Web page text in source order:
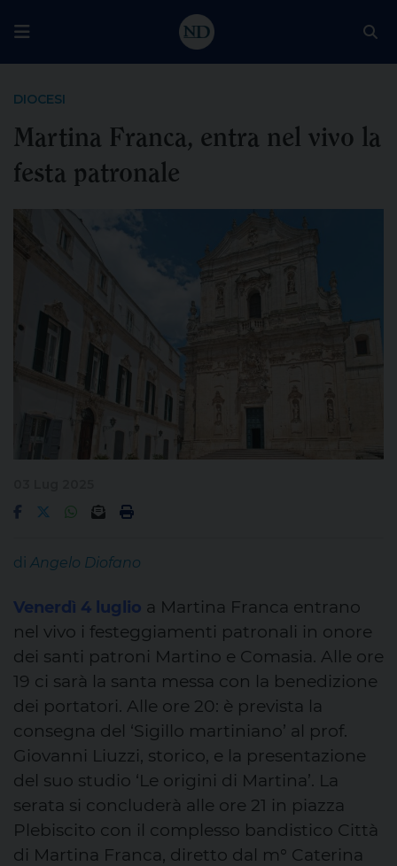
DIOCESI
Martina Franca, entra nel vivo la
festa patronale
di Angelo Diofano
Venerdì 4 luglio a Martina Franca entrano
nel vivo i festeggiamenti patronali in onore
dei santi patroni Martino e Comasia. Alle ore
19 ci sarà la santa messa con la benedizione
dei portatori. Alle ore 20: è prevista la
consegna del ‘Sigillo martiniano’ al prof.
Giovanni Liuzzi, storico, e la presentazione
del suo studio ‘Le origini di Martina’. La
serata si concluderà alle ore 21 in piazza
Plebiscito con il complesso bandistico Città
di Martina Franca, diretto dal m° Caterina